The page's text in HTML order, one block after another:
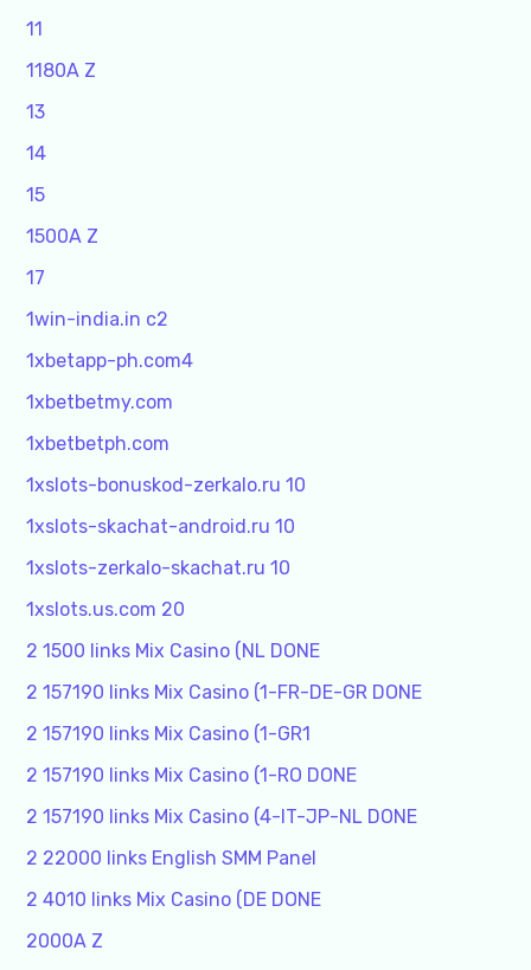
11
1180A Z
13
14
15
1500A Z
17
1win-india.in c2
1xbetapp-ph.com4
1xbetbetmy.com
1xbetbetph.com
1xslots-bonuskod-zerkalo.ru 10
1xslots-skachat-android.ru 10
1xslots-zerkalo-skachat.ru 10
1xslots.us.com 20
2 1500 links Mix Casino (NL DONE
2 157190 links Mix Casino (1-FR-DE-GR DONE
2 157190 links Mix Casino (1-GR1
2 157190 links Mix Casino (1-RO DONE
2 157190 links Mix Casino (4-IT-JP-NL DONE
2 22000 links English SMM Panel
2 4010 links Mix Casino (DE DONE
2000A Z